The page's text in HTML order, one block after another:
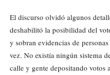
El discurso olvidó algunos
deshabilitó la posibilidad del
y sobran evidencias de
vez. No existía ningún sistema
calle y gente depositando votos